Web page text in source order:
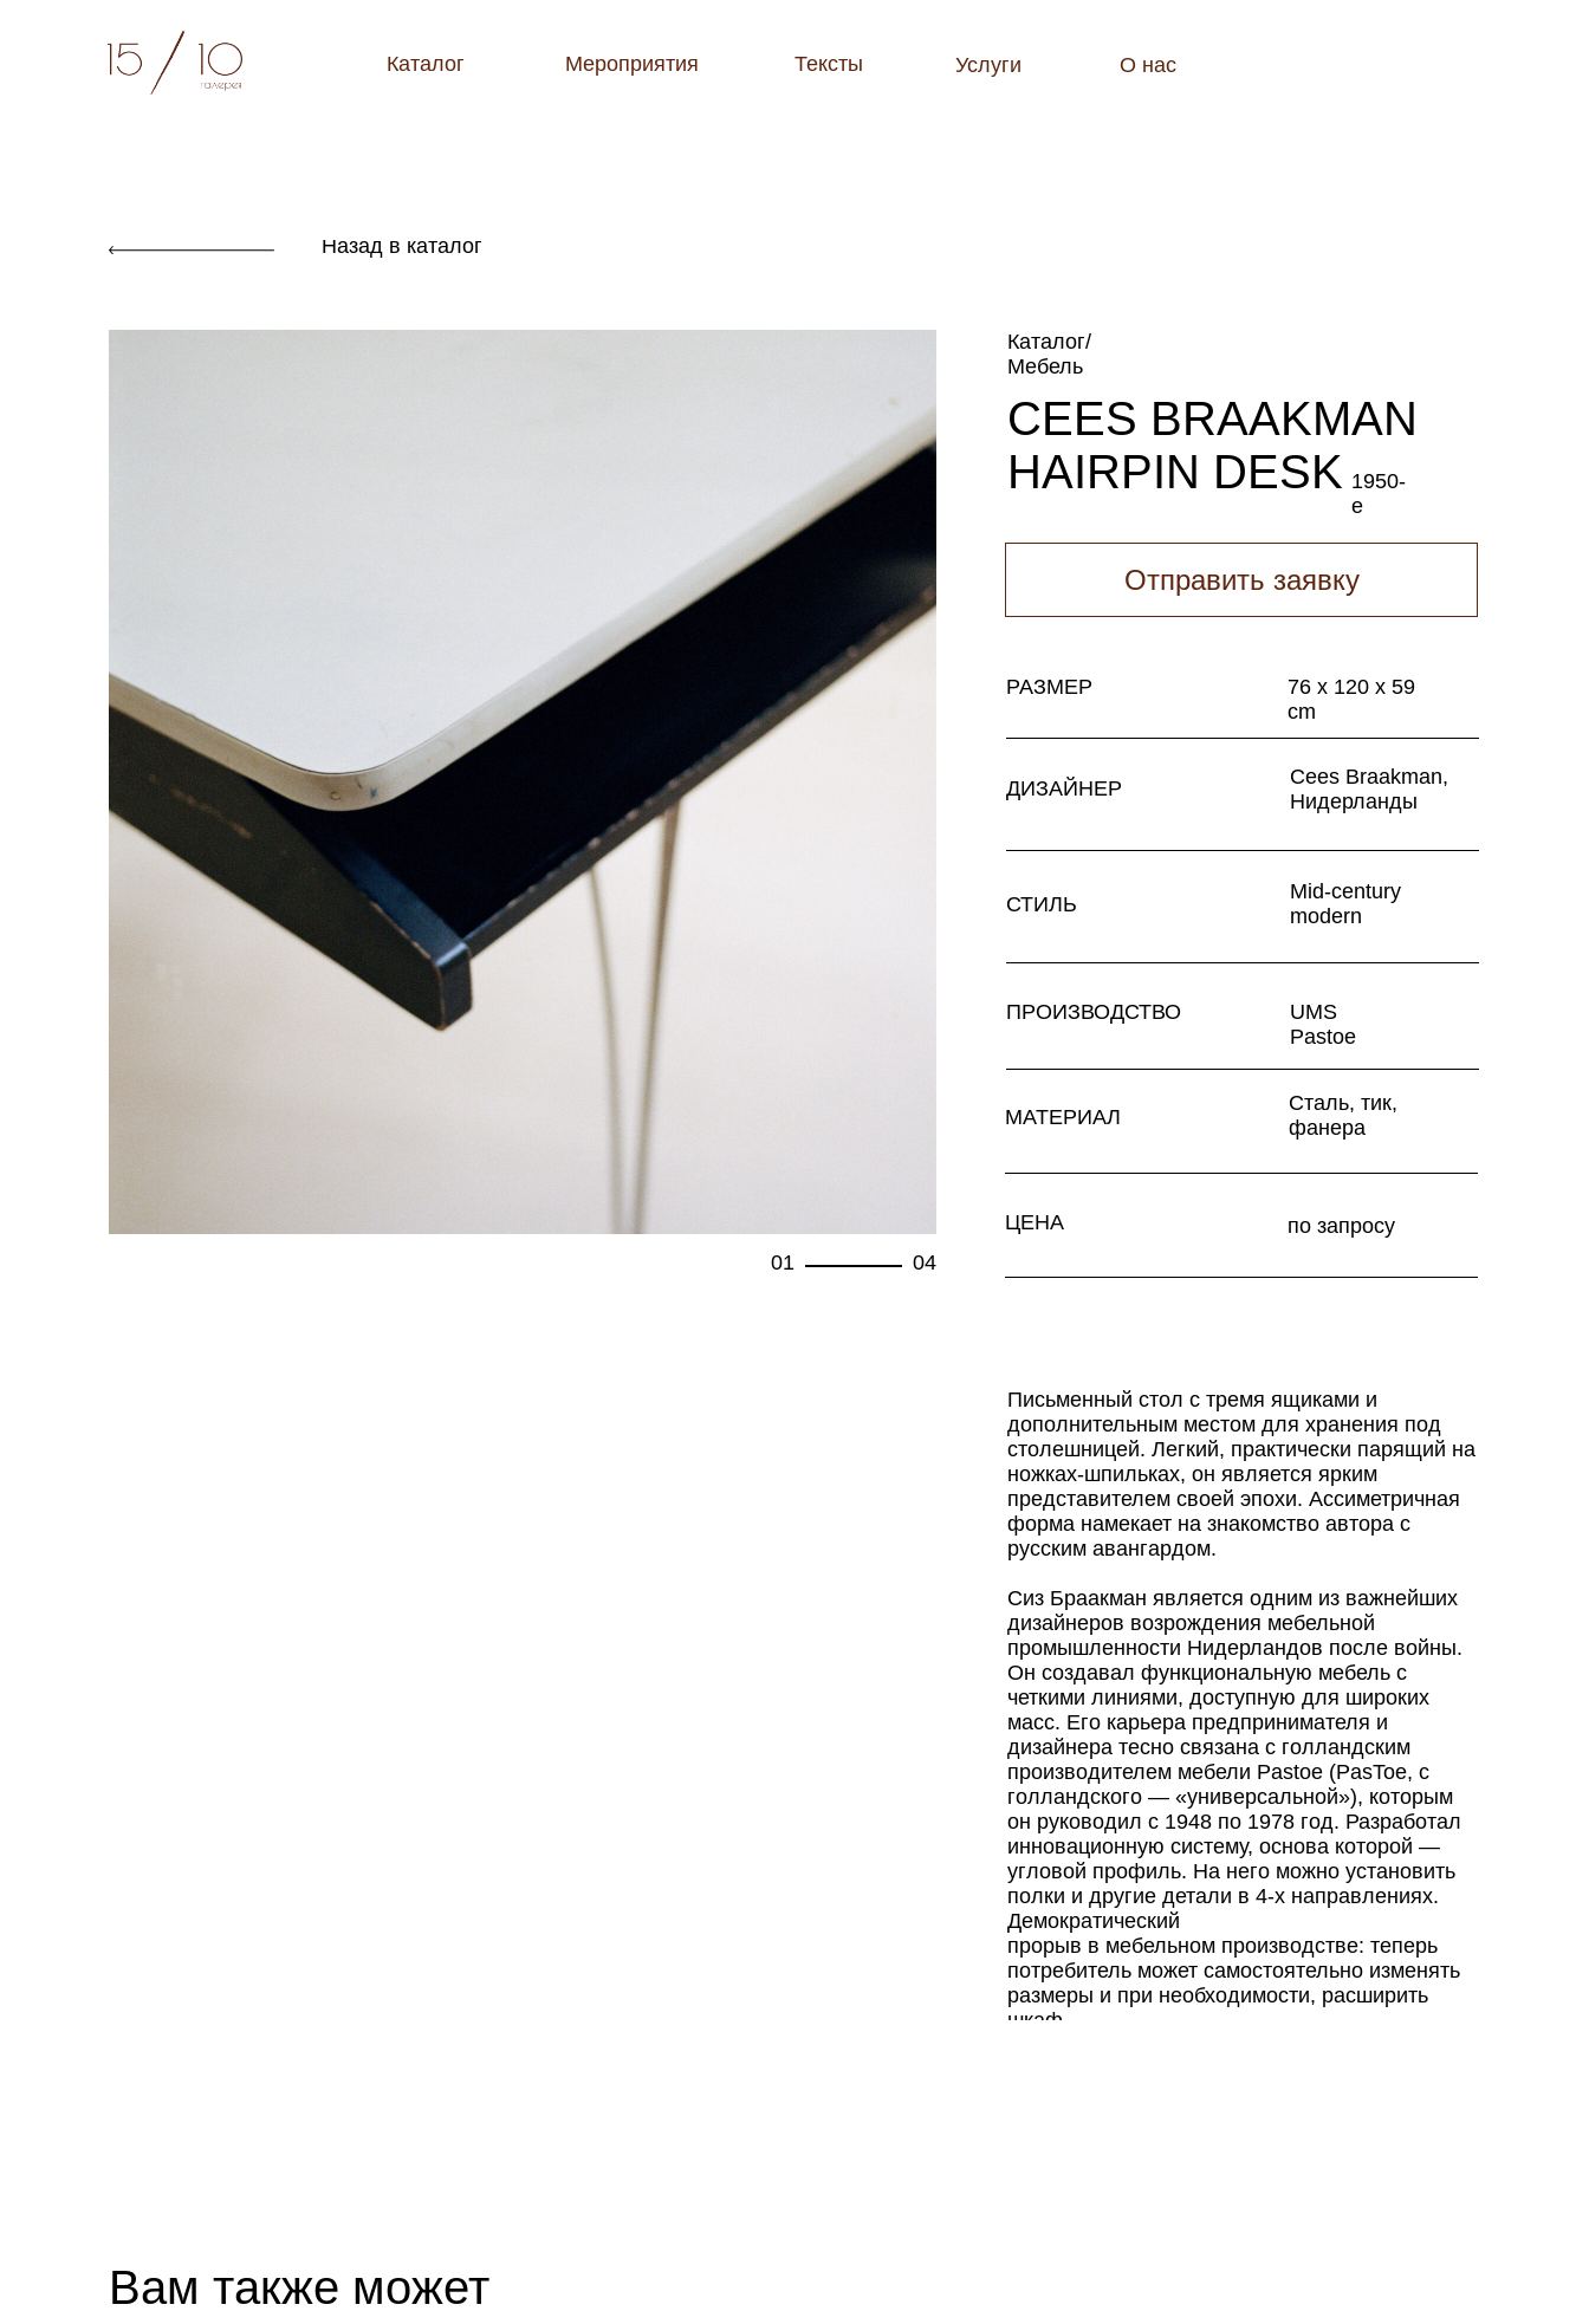
Каталог Мероприятия Тексты Услуги О нас
Назад в каталог
ПРОИЗВОДСТВО
UMS
Pastoe
СТИЛЬ
Mid-century
modern
ДИЗАЙНЕР
Cees Braakman,
Нидерланды
РАЗМЕР
76 x 120 x 59
cm
CEES BRAAKMAN
HAIRPIN DESK 1950-
е
Каталог/
Мебель
01 04
МАТЕРИАЛ
Сталь, тик,
фанера
ЦЕНА по запросу
Письменный стол с тремя ящиками и
дополнительным местом для хранения под
столешницей. Легкий, практически парящий на
ножках-шпильках, он является ярким
представителем своей эпохи. Ассиметричная
форма намекает на знакомство автора с
русским авангардом.
Сиз Браакман является одним из важнейших
дизайнеров возрождения мебельной
промышленности Нидерландов после войны.
Он создавал функциональную мебель с
четкими линиями, доступную для широких
масс. Его карьера предпринимателя и
дизайнера тесно связана с голландским
производителем мебели Pastoe (PasToe, с
голландского — «универсальной»), которым
он руководил с 1948 по 1978 год. Разработал
инновационную систему, основа которой —
угловой профиль. На него можно установить
полки и другие детали в 4-х направлениях.
Демократический
прорыв в мебельном производстве: теперь
потребитель может самостоятельно изменять
размеры и при необходимости, расширить
шкаф.
Отправить заявку
Вам также может